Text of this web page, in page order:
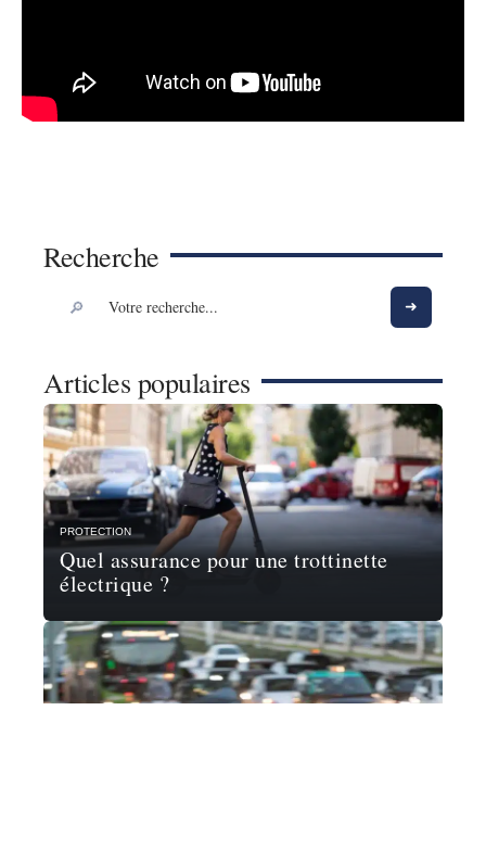
Recherche
Articles populaires
PROTECTION
Quel assurance pour une trottinette
électrique ?